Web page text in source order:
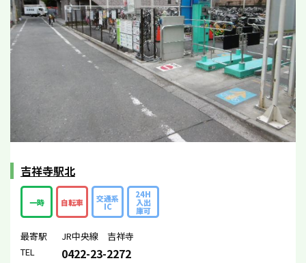
吉祥寺駅北
一時 自転車 交通系
IC
24H
入出
庫可
最寄駅
JR中央線 吉祥寺
TEL
0422-23-2272